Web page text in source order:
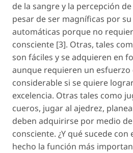
de la sangre y la percepción
pesar de ser magníficas por
automáticas porque no
consciente [3]. Otras, tales
son fáciles y se adquieren en
aunque requieren un esfuerzo
considerable si se quiere
excelencia. Otras tales como
cueros, jugar al ajedrez,
deben adquirirse por medio
consciente. ¿Y qué sucede con
hecho la función más